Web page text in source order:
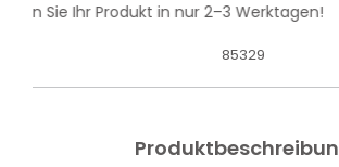
Sie Ihr Produkt in nur 2–3 Werktagen!
85329